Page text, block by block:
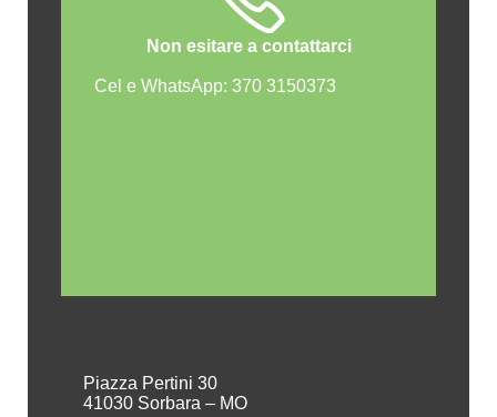
Non esitare a contattarci
Cel e WhatsApp: 370 3150373
Piazza Pertini 30
41030 Sorbara – MO